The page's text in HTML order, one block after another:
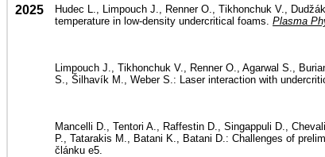
2025
Hudec L., Limpouch J., Renner O., Tikhonchuk V.,
temperature in low-density undercritical foams. Plasma
Limpouch J., Tikhonchuk V., Renner O., Agarwal S.,
S., Šilhavík M., Weber S.: Laser interaction with
Mancelli D., Tentori A., Raffestin D., Singappuli D.,
P., Tatarakis M., Batani K., Batani D.: Challenges of
článku e5.